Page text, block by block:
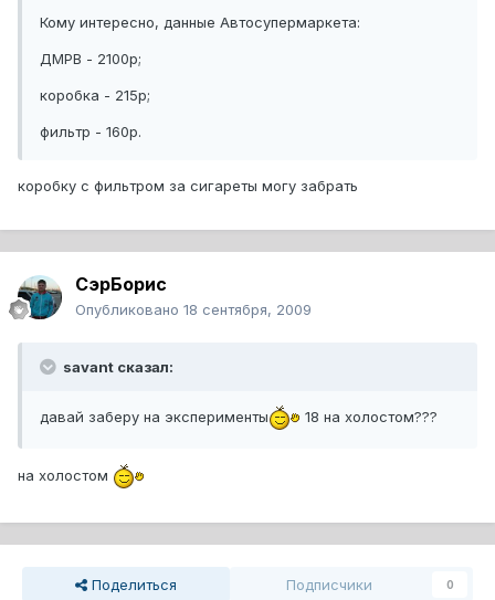
Кому интересно, данные Автосупермаркета:
ДМРВ - 2100р;
коробка - 215р;
фильтр - 160р.
коробку с фильтром за сигареты могу забрать
СэрБорис
Опубликовано 18 сентября, 2009
savant сказал:
давай заберу на эксперименты 18 на холостом???
на холостом
Поделиться Подписчики 0